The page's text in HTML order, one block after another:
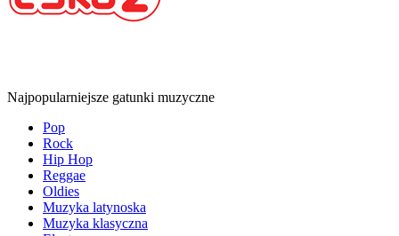
Najpopularniejsze gatunki muzyczne
Pop
Rock
Hip Hop
Reggae
Oldies
Muzyka latynoska
Muzyka klasyczna